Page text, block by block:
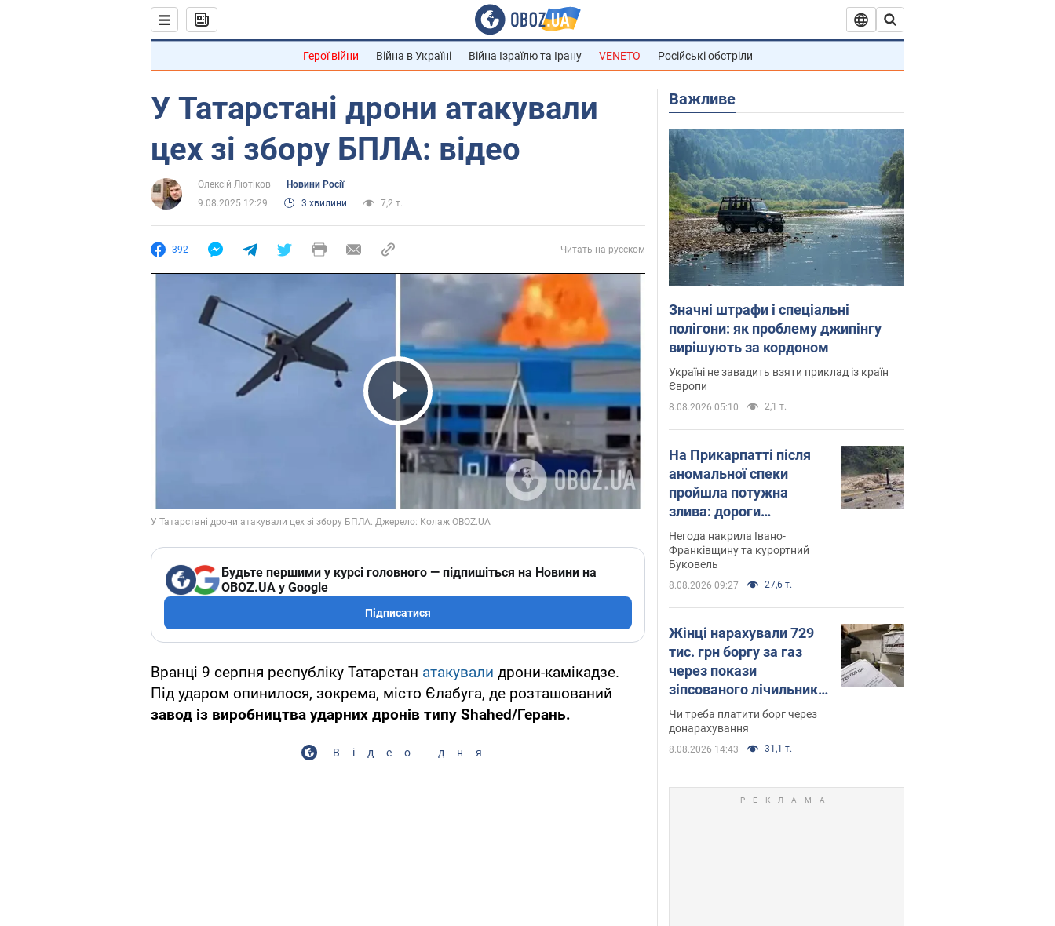
Герої війни Війна в Україні Війна Ізраїлю та Ірану VENETO Російські обстріли
У Татарстані дрони атакували
цех зі збору БПЛА: відео
Олексій Лютіков
Новини Росії
9.08.2025 12:29
3 хвилини 7,2 т.
392 Читать на русском
Play Video
Будьте першими у курсі головного — підпишіться на Новини на
OBOZ.UA у Google
Підписатися
Вранці 9 серпня республіку Татарстан атакували дрони-камікадзе.
Під ударом опинилося, зокрема, місто Єлабуга, де розташований
завод із виробництва ударних дронів типу Shahed/Герань.
Відео дня
Важливе
Значні штрафи і спеціальні
полігони: як проблему джипінгу
вирішують за кордоном
Україні не завадить взяти приклад із країн
Європи
8.08.2026 05:10 2,1 т.
На Прикарпатті після
аномальної спеки
пройшла потужна
злива: дороги
перетворились на
річки. Відео
Негода накрила Івано-
Франківщину та курортний
Буковель
8.08.2026 09:27 27,6 т.
Жінці нарахували 729
тис. грн боргу за газ
через покази
зіпсованого лічильника:
суддя ухвалив
неочікуване рішення
Чи треба платити борг через
донарахування
8.08.2026 14:43 31,1 т.